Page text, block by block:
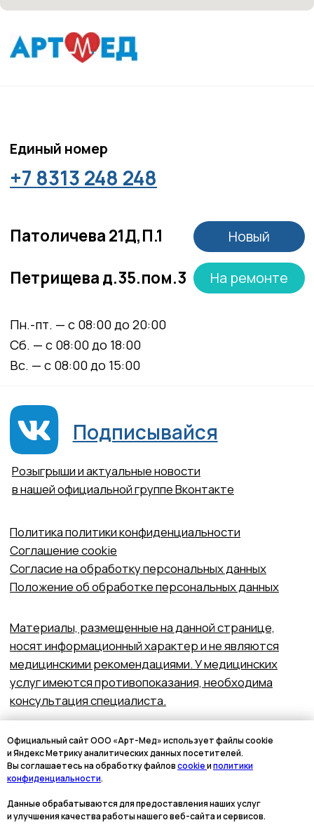
Официальный сайт ООО «Арт-Мед» использует файлы cookie
и Яндекс Метрику аналитических данных посетителей.
Вы соглашаетесь на обработку файловcookieиполитики
конфиденциальности.
Данные обрабатываются для предоставления наших услуг
и улучшения качества работы нашего веб-сайта и сервисов.